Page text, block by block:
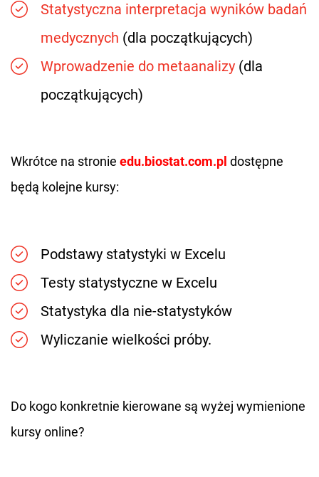
Statystyczna interpretacja wyników badań
medycznych (dla początkujących)
Wprowadzenie do metaanalizy (dla
początkujących)
Wkrótce na stronie edu.biostat.com.pl dostępne
będą kolejne kursy:
Podstawy statystyki w Excelu
Testy statystyczne w Excelu
Statystyka dla nie-statystyków
Wyliczanie wielkości próby.
Do kogo konkretnie kierowane są wyżej wymienione
kursy online?